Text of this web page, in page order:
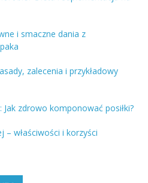
i smaczne dania z
zalecenia i przykładowy
zdrowo komponować posiłki?
– właściwości i korzyści